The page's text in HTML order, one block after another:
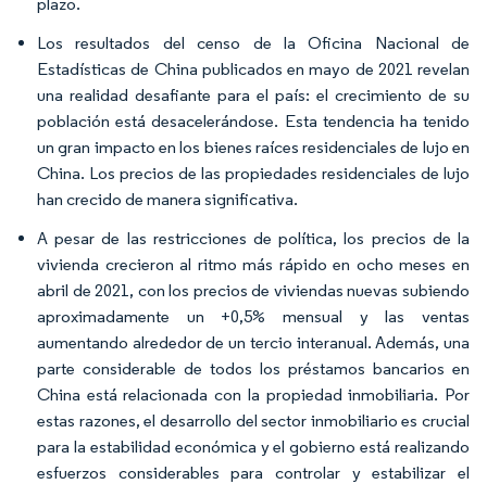
Los resultados del censo de la Oficina Nacional de
Estadísticas de China publicados en mayo de 2021 revelan
una realidad desafiante para el país: el crecimiento de su
población está desacelerándose. Esta tendencia ha tenido
un gran impacto en los bienes raíces residenciales de lujo en
China. Los precios de las propiedades residenciales de lujo
han crecido de manera significativa.
A pesar de las restricciones de política, los precios de la
vivienda crecieron al ritmo más rápido en ocho meses en
abril de 2021, con los precios de viviendas nuevas subiendo
aproximadamente un +0,5% mensual y las ventas
aumentando alrededor de un tercio interanual. Además, una
parte considerable de todos los préstamos bancarios en
China está relacionada con la propiedad inmobiliaria. Por
estas razones, el desarrollo del sector inmobiliario es crucial
para la estabilidad económica y el gobierno está realizando
esfuerzos considerables para controlar y estabilizar el